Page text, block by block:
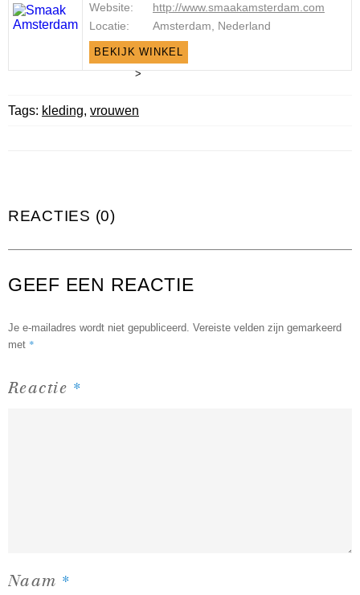
Website:
http://www.smaakamsterdam.com
Locatie:
Amsterdam, Nederland
BEKIJK WINKEL
>
Tags: kleding, vrouwen
REACTIES (0)
GEEF EEN REACTIE
Je e-mailadres wordt niet gepubliceerd. Vereiste velden zijn gemarkeerd
met *
Reactie *
Naam *